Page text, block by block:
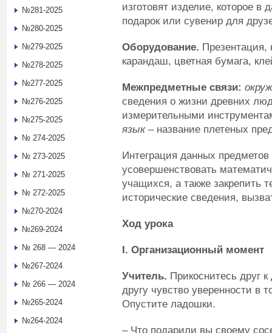
изготовят изделие, которое в
подарок или сувенир для
Оборудование. Презентация,
карандаш, цветная бумага,
Межпредметные связи:
сведения о жизни древних
измерительными
язык– название плетеных
Интеграция данных предметов
усовершенствовать
учащихся, а также закрепить
исторические сведения,
Ход урока
I. Организационный момент
Учитель. Прикоснитесь друг
другу чувство уверенности в
Опустите ладошки.
– Что подарили вы своему
№281-2025
№280-2025
№279-2025
№278-2025
№277-2025
№276-2025
№275-2025
№ 274-2025
№ 273-2025
№ 271-2025
№ 272-2025
№270-2024
№269-2024
№ 268 — 2024
№267-2024
№ 266 — 2024
№265-2024
№264-2024